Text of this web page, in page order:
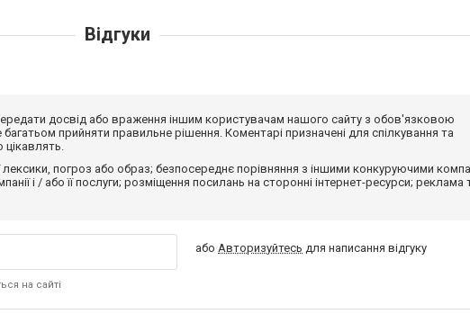
Відгуки
досвід або враження іншим користувачам нашого сайту з обов'язковою
прийняти правильне рішення. Коментарі призначені для спілкування та
погроз або образ; безпосереднє порівняння з іншими конкуруючими
і / або її послуги; розміщення посилань на сторонні інтернет-ресурси; реклама
на сайті
абоАвторизуйтесь для написання відгуку